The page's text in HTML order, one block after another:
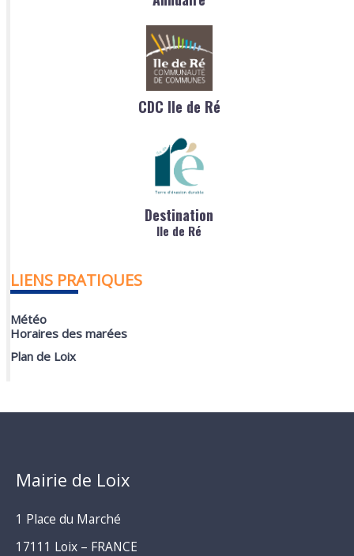
CDC Ile de Ré
Destination
Ile de Ré
LIENS PRATIQUES
Météo
Horaires des marées
Plan de Loix
Mairie de Loix
1 Place du Marché
17111 Loix – FRANCE